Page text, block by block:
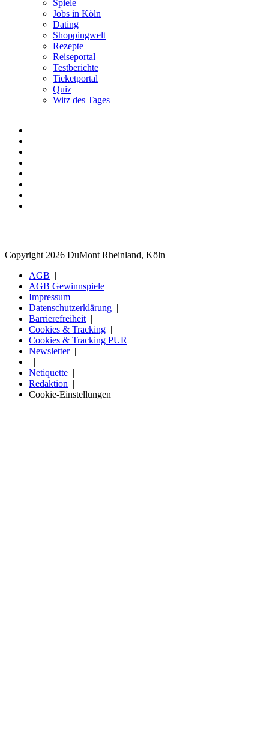
Spiele
Jobs in Köln
Dating
Shoppingwelt
Rezepte
Reiseportal
Testberichte
Ticketportal
Quiz
Witz des Tages
Copyright 2026 DuMont Rheinland, Köln
AGB
AGB Gewinnspiele
Impressum
Datenschutzerklärung
Barrierefreiheit
Cookies & Tracking
Cookies & Tracking PUR
Newsletter
Netiquette
Redaktion
Cookie-Einstellungen